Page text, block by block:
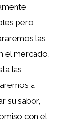
pero
las
el mercado,
las
a
su sabor,
con el